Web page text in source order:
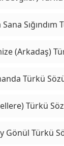
Sığındım
(Arkadaş)
Türkü
Türkü
Gönül Türkü